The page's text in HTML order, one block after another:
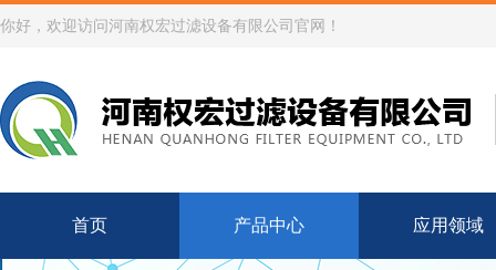
你好，欢迎访问河南权宏过滤设备有限公司官网！
首页 产品中心 应用领域